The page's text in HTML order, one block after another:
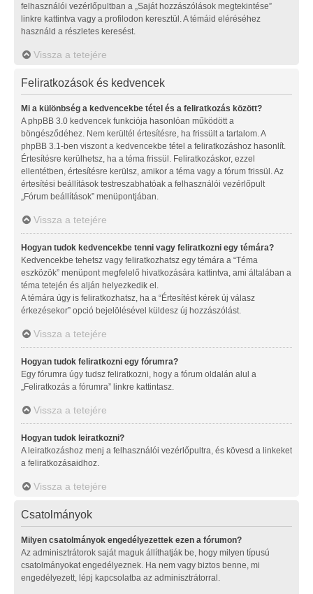
felhasználói vezérlőpultban a „Saját hozzászólások megtekintése”
linkre kattintva vagy a profilodon keresztül. A témáid eléréséhez
használd a részletes keresést.
Vissza a tetejére
Feliratkozások és kedvencek
Mi a különbség a kedvencekbe tétel és a feliratkozás között?
A phpBB 3.0 kedvencek funkciója hasonlóan működött a
böngésződéhez. Nem kerültél értesítésre, ha frissült a tartalom. A
phpBB 3.1-ben viszont a kedvencekbe tétel a feliratkozáshoz hasonlít.
Értesítésre kerülhetsz, ha a téma frissül. Feliratkozáskor, ezzel
ellentétben, értesítésre kerülsz, amikor a téma vagy a fórum frissül. Az
értesítési beállítások testreszabhatóak a felhasználói vezérlőpult
„Fórum beállítások” menüpontjában.
Vissza a tetejére
Hogyan tudok kedvencekbe tenni vagy feliratkozni egy témára?
Kedvencekbe tehetsz vagy feliratkozhatsz egy témára a “Téma
eszközök” menüpont megfelelő hivatkozására kattintva, ami általában a
téma tetején és alján helyezkedik el.
A témára úgy is feliratkozhatsz, ha a “Értesítést kérek új válasz
érkezésekor” opció bejelölésével küldesz új hozzászólást.
Vissza a tetejére
Hogyan tudok feliratkozni egy fórumra?
Egy fórumra úgy tudsz feliratkozni, hogy a fórum oldalán alul a
„Feliratkozás a fórumra” linkre kattintasz.
Vissza a tetejére
Hogyan tudok leiratkozni?
A leiratkozáshoz menj a felhasználói vezérlőpultra, és kövesd a linkeket
a feliratkozásaidhoz.
Vissza a tetejére
Csatolmányok
Milyen csatolmányok engedélyezettek ezen a fórumon?
Az adminisztrátorok saját maguk állíthatják be, hogy milyen típusú
csatolmányokat engedélyeznek. Ha nem vagy biztos benne, mi
engedélyezett, lépj kapcsolatba az adminisztrátorral.